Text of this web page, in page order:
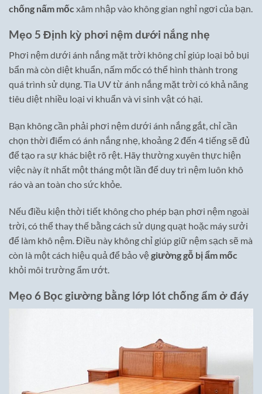
chống nấm mốc xâm nhập vào không gian nghỉ ngơi của bạn.
Mẹo 5 Định kỳ phơi nệm dưới nắng nhẹ
Phơi nệm dưới ánh nắng mặt trời không chỉ giúp loại bỏ bụi
bẩn mà còn diệt khuẩn, nấm mốc có thể hình thành trong
quá trình sử dụng. Tia UV từ ánh nắng mặt trời có khả năng
tiêu diệt nhiều loại vi khuẩn và vi sinh vật có hại.
Bạn không cần phải phơi nệm dưới ánh nắng gắt, chỉ cần
chọn thời điểm có ánh nắng nhẹ, khoảng 2 đến 4 tiếng sẽ đủ
để tạo ra sự khác biệt rõ rệt. Hãy thường xuyên thực hiện
việc này ít nhất một tháng một lần để duy trì nệm luôn khô
ráo và an toàn cho sức khỏe.
Nếu điều kiện thời tiết không cho phép bạn phơi nệm ngoài
trời, có thể thay thế bằng cách sử dụng quạt hoặc máy sưởi
để làm khô nệm. Điều này không chỉ giúp giữ nệm sạch sẽ mà
còn là một cách hiệu quả để bảo vệgiường gỗ bị ẩm mốc
khỏi môi trường ẩm ướt.
Mẹo 6 Bọc giường bằng lớp lót chống ẩm ở đáy